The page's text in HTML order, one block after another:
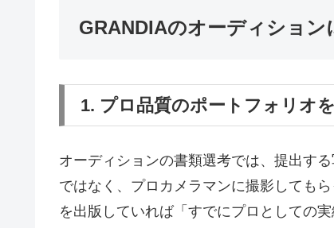
GRANDIAのオーディショ
1. プロ品質のポートフォリオ
オーディションの書類選考では、提出す
ではなく、プロカメラマンに撮影しても
を出版していれば「すでにプロとしての